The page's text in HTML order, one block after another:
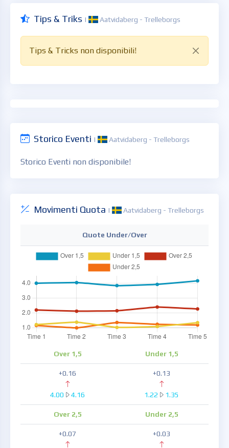
Tips & Triks | Aatvidaberg - Trelleborgs
Tips & Tricks non disponibili!
Storico Eventi | Aatvidaberg - Trelleborgs
Storico Eventi non disponibile!
Movimenti Quota | Aatvidaberg - Trelleborgs
Quote Under/Over
Over 1,5 Under 1,5
+0.16
4.00 4.16
+0.13
1.22 1.35
Over 2,5 Under 2,5
+0.07 +0.03